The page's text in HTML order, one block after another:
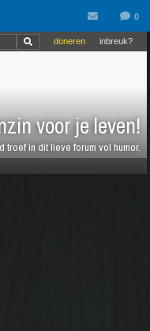
voor je leven!
troef in dit lieve forum vol humor.
inbreuk?
doneren